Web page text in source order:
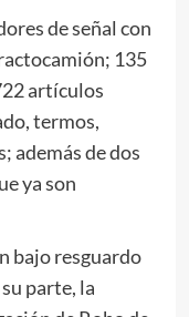
de señal con
135
artículos
termos,
además de dos
ya son
bajo resguardo
parte, la